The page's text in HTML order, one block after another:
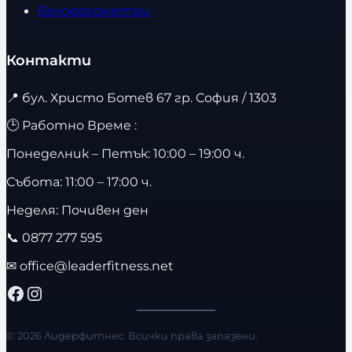
Велоергометри
Контакти
📍 бул. Христо Ботев 67 гр. София / 1303
🕒 Работно Време :
Понеделник – Петък: 10:00 – 19:00 ч.
Събота: 11:00 – 17:00 ч.
Неделя: Почивен ден
📞 0877 277 595
✉ office@leaderfitness.net
Facebook Instagram
© 2026 Лидерфитнес. Всички права запазени.